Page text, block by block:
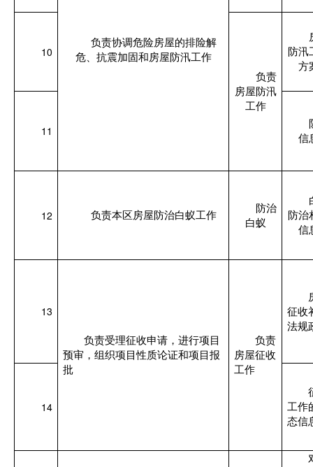
负责协调危险房屋的排险解
危、抗震加固和房屋防汛工作
10
负责
房屋防汛
工作
防汛
方
11
信
12 负责本区房屋防治白蚁工作
防治
白蚁
防治
信
13
负责受理征收申请，进行项目
预审，组织项目性质论证和项目报
批
负责
房屋征收
工作
征收
法规
14
工作
态信